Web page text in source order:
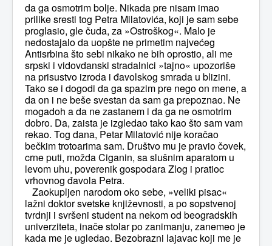
da ga osmotrim bolje. Nikada pre nisam imao
prilike sresti tog Petra Milatovića, koji je sam sebe
proglasio, gle čuda, za »Ostroškog«. Malo je
nedostajalo da uopšte ne primetim najvećeg
Antisrbina što sebi nikako ne bih oprostio, ali me
srpski i vidovdanski stradalnici »tajno« upozoriše
na prisustvo izroda i đavolskog smrada u blizini.
Tako se i dogodi da ga spazim pre nego on mene, a
da on i ne beše svestan da sam ga prepoznao. Ne
mogadoh a da ne zastanem i da ga ne osmotrim
dobro. Da, zaista je izgledao tako kao što sam vam
rekao. Tog dana, Petar Milatović nije koračao
bečkim trotoarima sam. Društvo mu je pravio čovek,
crne puti, možda Ciganin, sa slušnim aparatom u
levom uhu, poverenik gospodara Zlog i pratioc
vrhovnog đavola Petra.
Zaokupljen narodom oko sebe, »veliki pisac«
lažni doktor svetske književnosti, a po sopstvenoj
tvrdnji i svršeni student na nekom od beogradskih
univerziteta, inače stolar po zanimanju, zanemeo je
kada me je ugledao. Bezobrazni lajavac koji me je